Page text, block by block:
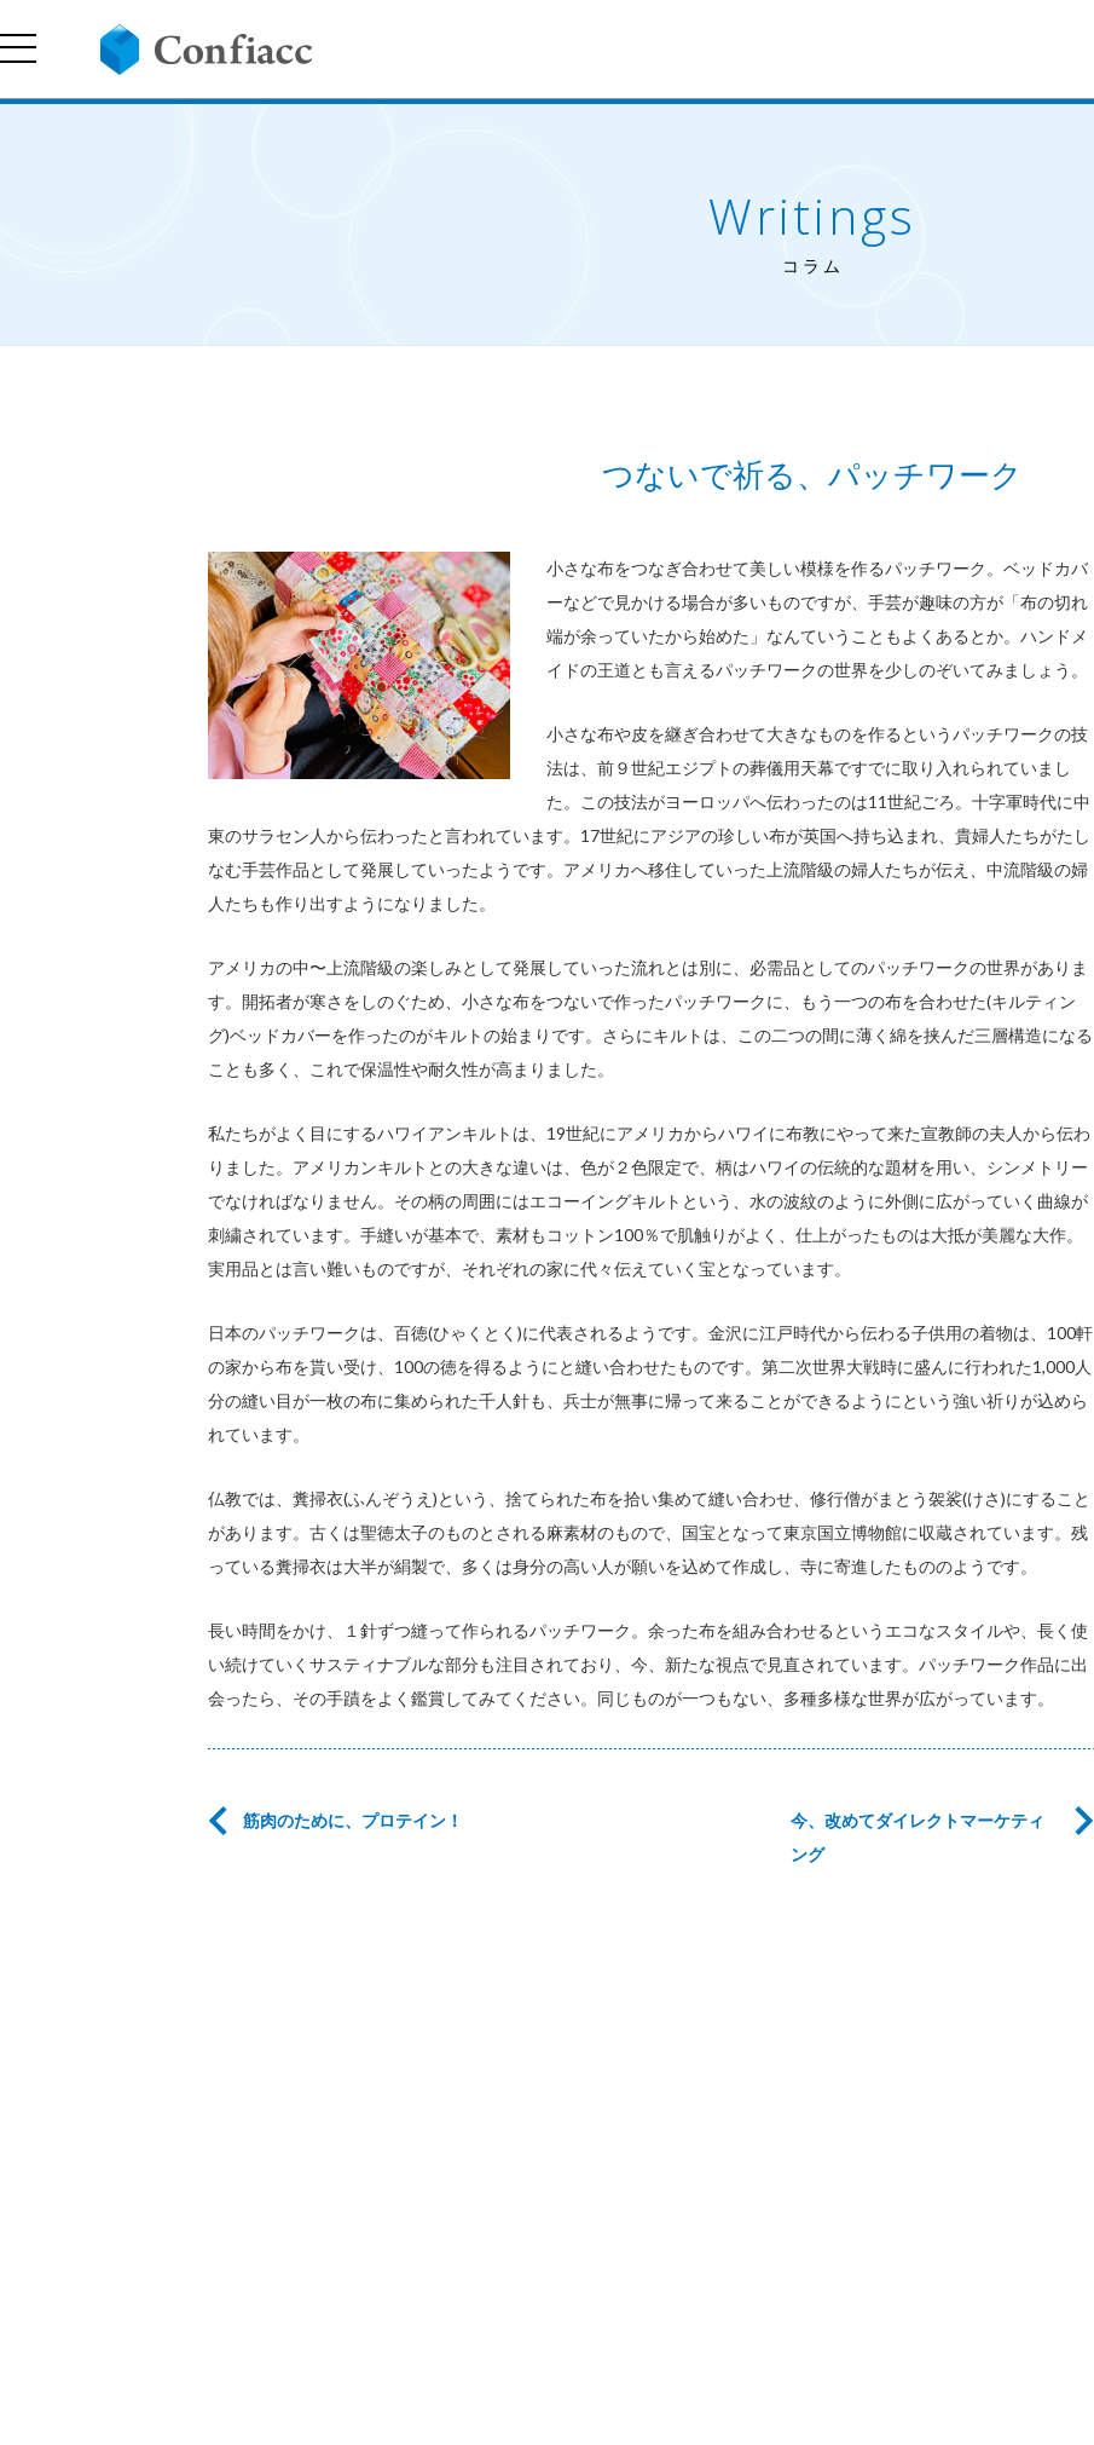
Writings
コラム
つないで祈る、パッチワーク
小さな布をつなぎ合わせて美しい模様を作るパッチワーク。ベッドカバ
ーなどで見かける場合が多いものですが、手芸が趣味の方が「布の切れ
端が余っていたから始めた」なんていうこともよくあるとか。ハンドメ
イドの王道とも言えるパッチワークの世界を少しのぞいてみましょう。
小さな布や皮を継ぎ合わせて大きなものを作るというパッチワークの技
法は、前９世紀エジプトの葬儀用天幕ですでに取り入れられていまし
た。この技法がヨーロッパへ伝わったのは11世紀ごろ。十字軍時代に中
東のサラセン人から伝わったと言われています。17世紀にアジアの珍しい布が英国へ持ち込まれ、貴婦人たちがたし
なむ手芸作品として発展していったようです。アメリカへ移住していった上流階級の婦人たちが伝え、中流階級の婦
人たちも作り出すようになりました。
アメリカの中〜上流階級の楽しみとして発展していった流れとは別に、必需品としてのパッチワークの世界がありま
す。開拓者が寒さをしのぐため、小さな布をつないで作ったパッチワークに、もう一つの布を合わせた(キルティン
グ)ベッドカバーを作ったのがキルトの始まりです。さらにキルトは、この二つの間に薄く綿を挟んだ三層構造になる
ことも多く、これで保温性や耐久性が高まりました。
私たちがよく目にするハワイアンキルトは、19世紀にアメリカからハワイに布教にやって来た宣教師の夫人から伝わ
りました。アメリカンキルトとの大きな違いは、色が２色限定で、柄はハワイの伝統的な題材を用い、シンメトリー
でなければなりません。その柄の周囲にはエコーイングキルトという、水の波紋のように外側に広がっていく曲線が
刺繍されています。手縫いが基本で、素材もコットン100％で肌触りがよく、仕上がったものは大抵が美麗な大作。
実用品とは言い難いものですが、それぞれの家に代々伝えていく宝となっています。
日本のパッチワークは、百徳(ひゃくとく)に代表されるようです。金沢に江戸時代から伝わる子供用の着物は、100軒
の家から布を貰い受け、100の徳を得るようにと縫い合わせたものです。第二次世界大戦時に盛んに行われた1,000人
分の縫い目が一枚の布に集められた千人針も、兵士が無事に帰って来ることができるようにという強い祈りが込めら
れています。
仏教では、糞掃衣(ふんぞうえ)という、捨てられた布を拾い集めて縫い合わせ、修行僧がまとう袈裟(けさ)にすること
があります。古くは聖徳太子のものとされる麻素材のもので、国宝となって東京国立博物館に収蔵されています。残
っている糞掃衣は大半が絹製で、多くは身分の高い人が願いを込めて作成し、寺に寄進したもののようです。
長い時間をかけ、１針ずつ縫って作られるパッチワーク。余った布を組み合わせるというエコなスタイルや、長く使
い続けていくサスティナブルな部分も注目されており、今、新たな視点で見直されています。パッチワーク作品に出
会ったら、その手蹟をよく鑑賞してみてください。同じものが一つもない、多種多様な世界が広がっています。
今、改めてダイレクトマーケティ
ング
筋肉のために、プロテイン！